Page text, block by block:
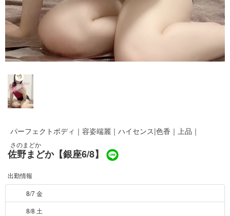
パーフェクトボディ｜容姿端麗｜ハイセンス|色香｜上品｜
さのまどか
佐野まどか【銀座6/8】
出勤情報
8/7 金
8/8 土